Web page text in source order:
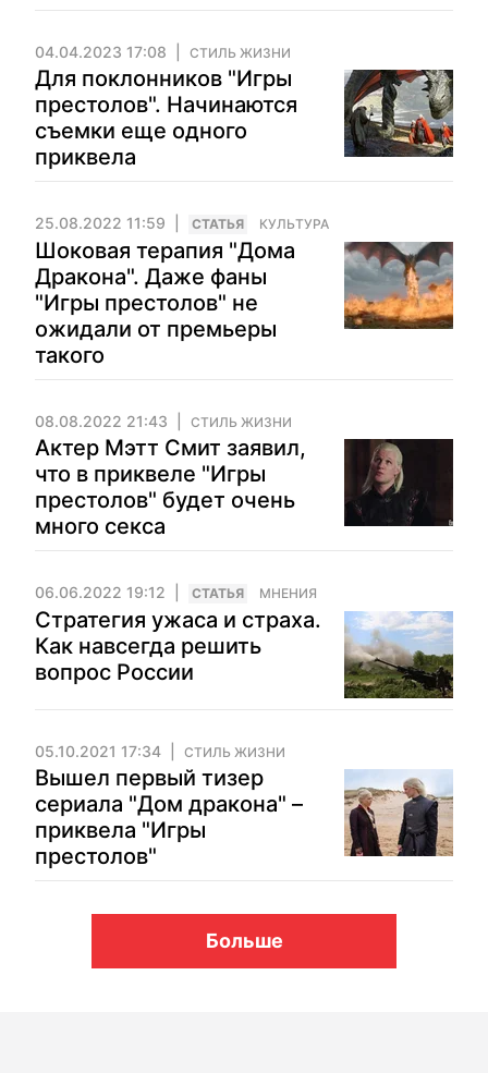
04.04.2023 17:08 СТИЛЬ ЖИЗНИ
Для поклонников "Игры
престолов". Начинаются
съемки еще одного
приквела
25.08.2022 11:59 CТАТЬЯ КУЛЬТУРА
Шоковая терапия "Дома
Дракона". Даже фаны
"Игры престолов" не
ожидали от премьеры
такого
08.08.2022 21:43 СТИЛЬ ЖИЗНИ
Актер Мэтт Смит заявил,
что в приквеле "Игры
престолов" будет очень
много секса
06.06.2022 19:12 CТАТЬЯ МНЕНИЯ
Стратегия ужаса и страха.
Как навсегда решить
вопрос России
05.10.2021 17:34 СТИЛЬ ЖИЗНИ
Вышел первый тизер
сериала "Дом дракона" –
приквела "Игры
престолов"
Больше